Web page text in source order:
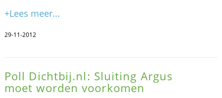
+Lees meer...
29-11-2012
Poll Dichtbij.nl: Sluiting Argus
moet worden voorkomen